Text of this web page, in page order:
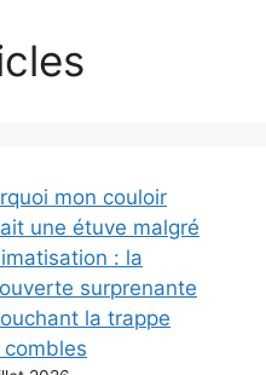
mon couloir
une étuve malgré
: la
surprenante
la trappe
combles